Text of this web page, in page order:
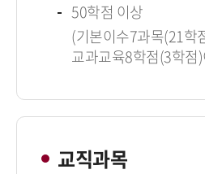
50학점 이상
(기본이수7과목(21학
교과교육8학점(3학점
교직과목